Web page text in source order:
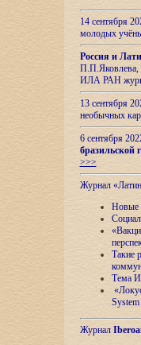
14 сентября
молодых
Россия и
П.П.Яковлева,
ИЛА РАН
13 сентября
необычных
6 сентября
бразильской
>>>
Журнал
Новые
Такие
Тема
Журнал